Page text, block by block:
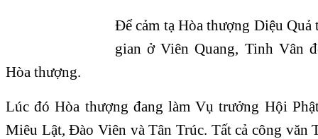
Để cảm tạ Hòa thượng Diệu
gian ở Viên Quang, Tinh Vân
Hòa thượng.
Lúc đó Hòa thượng đang làm Vụ trưởng Hội
Miêu Lật, Đào Viên và Tân Trúc. Tất cả công văn